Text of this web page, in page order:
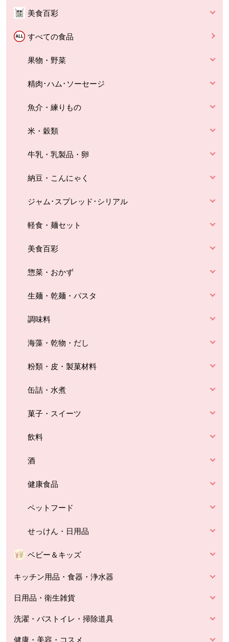
美食百彩
すべての食品
果物・野菜
精肉･ハム･ソーセージ
魚介・練りもの
米・穀類
牛乳・乳製品・卵
納豆・こんにゃく
ジャム･スプレッド･シリアル
軽食・麺セット
美食百彩
惣菜・おかず
生麺・乾麺・パスタ
調味料
海藻・乾物・だし
粉類・皮・製菓材料
缶詰・水煮
菓子・スイーツ
飲料
酒
健康食品
ペットフード
せっけん・日用品
ベビー＆キッズ
キッチン用品・食器・浄水器
日用品・衛生雑貨
洗濯・バストイレ・掃除道具
健康・美容・コスメ